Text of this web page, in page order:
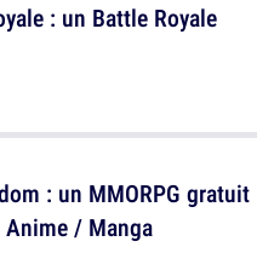
: un MMORPG gratuit
/ Manga
: un Battle Royale